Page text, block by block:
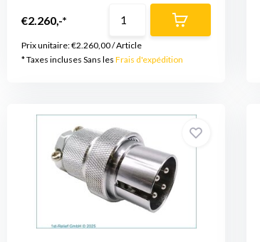
€2.260,-*
Prix unitaire:€2.260,00/Article
* Taxes incluses Sans les Frais d'expédition